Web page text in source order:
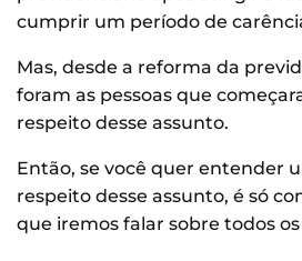
cumprir um período de
Mas, desde a reforma da
foram as pessoas que
respeito desse assunto.
Então, se você quer entender
respeito desse assunto, é só
que iremos falar sobre todos